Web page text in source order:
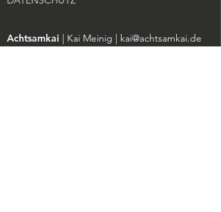
Achtsamkai | Kai Meinig | kai@achtsamkai.de